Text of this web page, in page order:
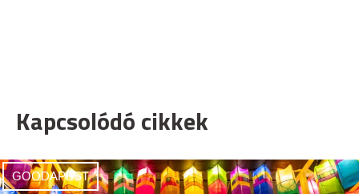
Kapcsolódó cikkek
GOODAPEST